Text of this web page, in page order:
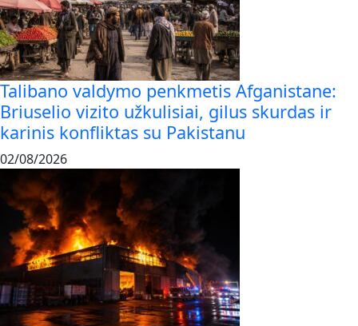
Talibano valdymo penkmetis Afganistane:
Briuselio vizito užkulisiai, gilus skurdas ir
karinis konfliktas su Pakistanu
02/08/2026